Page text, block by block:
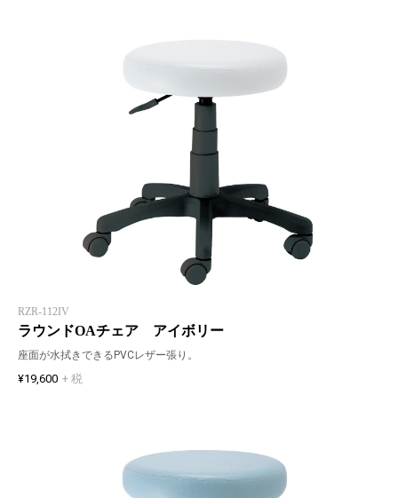
RZR-112IV
ラウンドOAチェア アイボリー
座面が水拭きできるPVCレザー張り。
¥19,600 + 税